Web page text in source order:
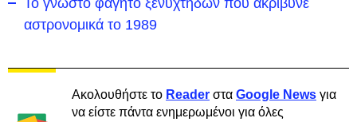
Το γνωστό φαγητό ξενύχτηδων που ακρίβυνε
αστρονομικά το 1989
Ακολουθήστε το Reader στα Google News για
να είστε πάντα ενημερωμένοι για όλες